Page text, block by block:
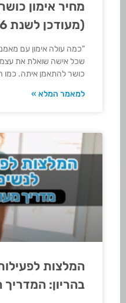
מחיר אימון
(מעודכן לשנת 2026)
"כמה עולה אימון עם
שכל אישה שואלת את
כושר להתאמן איתה. כמו
למאמר המלא »
המלצות
בהריון: המדריך